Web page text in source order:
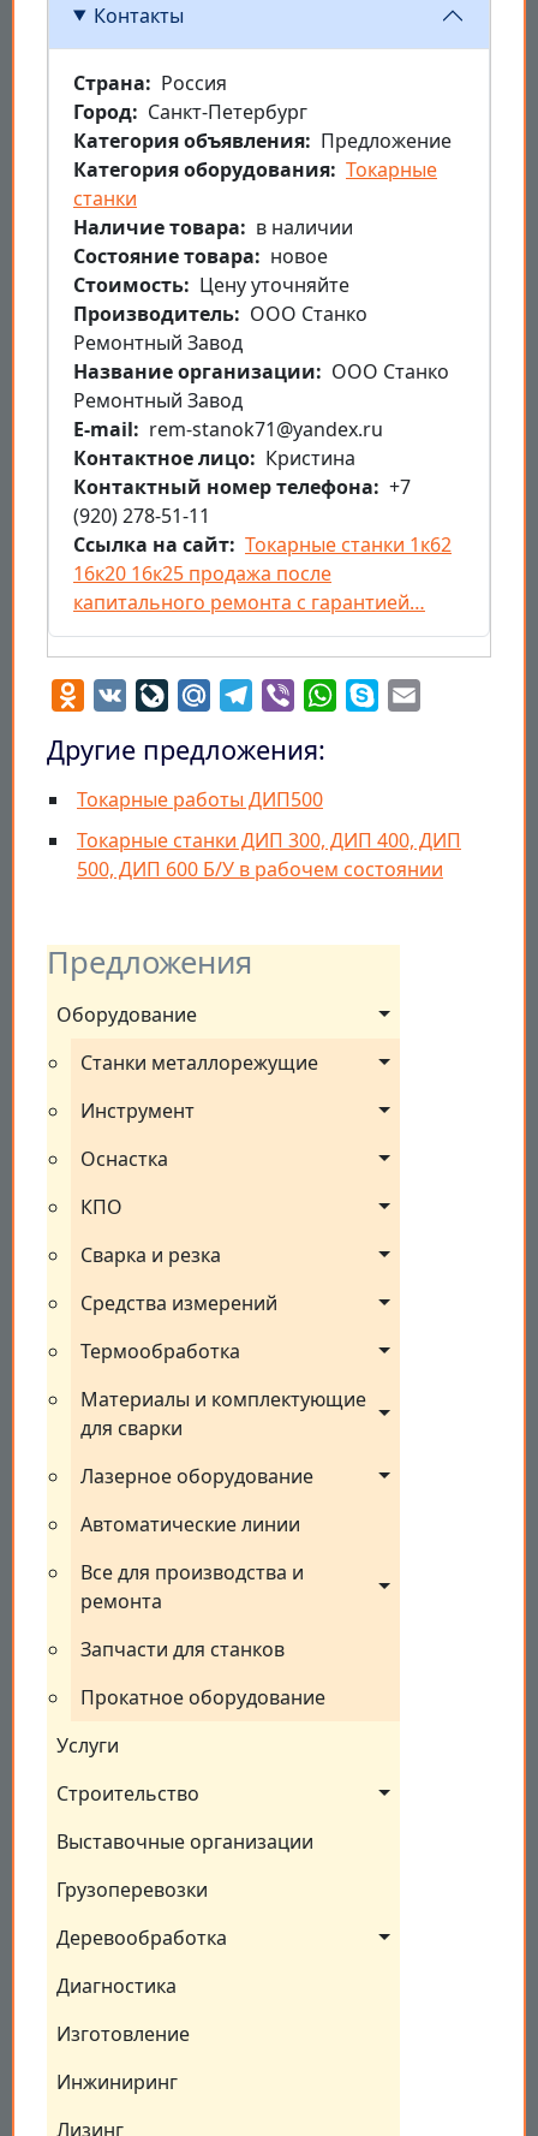
Предложения
Оборудование
Станки металлорежущие
Инструмент
Оснастка
КПО
Сварка и резка
Средства измерений
Термообработка
Материалы и комплектующие
для сварки
Лазерное оборудование
Автоматические линии
Все для производства и
ремонта
Запчасти для станков
Прокатное оборудование
Услуги
Строительство
Выставочные организации
Грузоперевозки
Деревообработка
Диагностика
Изготовление
Инжиниринг
Лизинг
Контакты
Страна
Россия
Город
Санкт-Петербург
Категория объявления
Предложение
Категория оборудования Токарные
станки
Наличие товара
в наличии
Состояние товара
новое
Стоимость
Цену уточняйте
Производитель
ООО Станко
Ремонтный Завод
Название организации
ООО Станко
Ремонтный Завод
E-mail
rem-stanok71@yandex.ru
Контактное лицо
Кристина
Контактный номер телефона
+7
(920) 278-51-11
Ссылка на сайт Токарные станки 1к62
16к20 16к25 продажа после
капитального ремонта с гарантией…
Odnoklassniki
VK LiveJournal
Mail.RuTelegram
Viber WhatsApp
Skype
Другие предложения:
Токарные работы ДИП500
Токарные станки ДИП 300, ДИП 400, ДИП
500, ДИП 600 Б/У в рабочем состоянии